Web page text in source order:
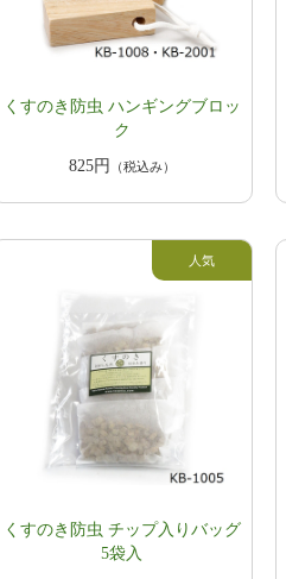
くすのき防虫 ハンギングブロッ
ク
825円
（税込み）
くすのき防虫 チップ入りバッグ
5袋入